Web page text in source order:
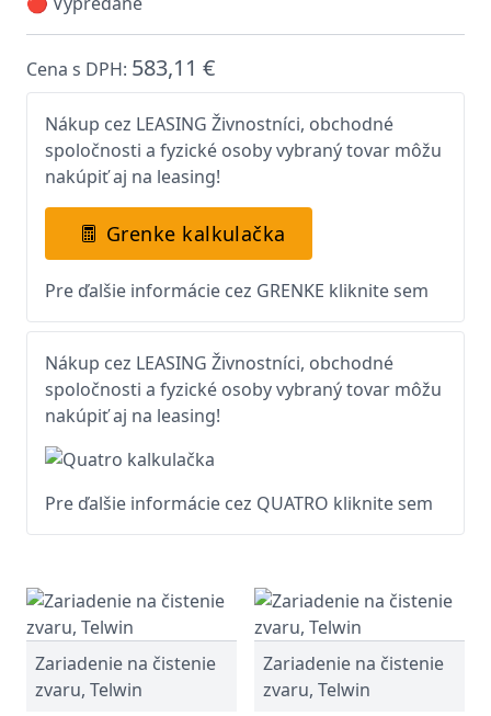
Cena s DPH: 583,11 €
Nákup cez LEASING Živnostníci, obchodné
spoločnosti a fyzické osoby vybraný tovar môžu
nakúpiť aj na leasing!
Grenke kalkulačka
Pre ďalšie informácie cez GRENKE kliknite sem
Nákup cez LEASING Živnostníci, obchodné
spoločnosti a fyzické osoby vybraný tovar môžu
nakúpiť aj na leasing!
Pre ďalšie informácie cez QUATRO kliknite sem
Zariadenie na čistenie
zvaru, Telwin
Zariadenie na čistenie
zvaru, Telwin